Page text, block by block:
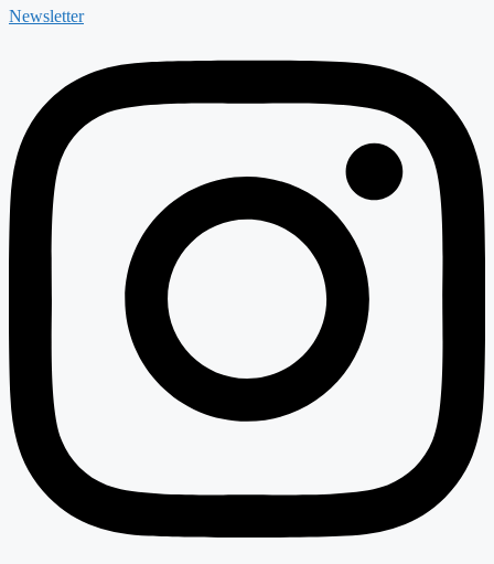
Newsletter